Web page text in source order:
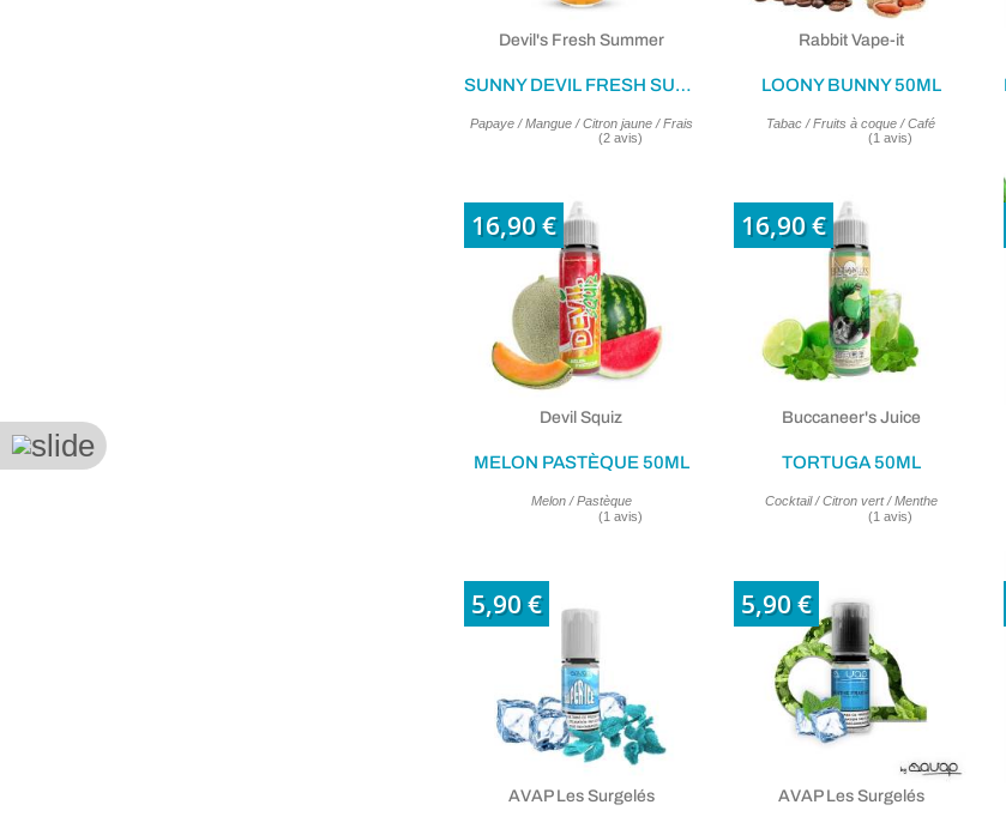
Devil's Fresh Summer
SUNNY DEVIL FRESH SUMMER 50ML
Papaye / Mangue / Citron jaune / Frais
Rabbit Vape-it
LOONY BUNNY 50ML
Tabac / Fruits à coque / Café
16,90 €
Devil Squiz
MELON PASTÈQUE 50ML
Melon / Pastèque
16,90 €
Buccaneer's Juice
TORTUGA 50ML
Cocktail / Citron vert / Menthe
5,90 €
AVAP Les Surgelés
5,90 €
AVAP Les Surgelés